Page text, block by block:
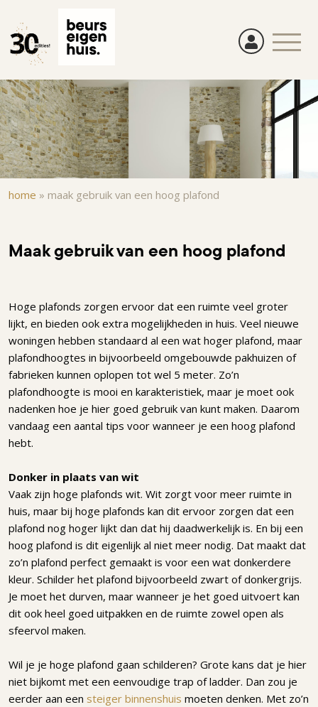
naar
de
gaan
Kruimelpad
home » maak gebruik van een hoog plafond
Maak gebruik van een hoog plafond
Hoge plafonds zorgen ervoor dat een ruimte veel groter
lijkt, en bieden ook extra mogelijkheden in huis. Veel nieuwe
woningen hebben standaard al een wat hoger plafond, maar
plafondhoogtes in bijvoorbeeld omgebouwde pakhuizen of
fabrieken kunnen oplopen tot wel 5 meter. Zo’n
plafondhoogte is mooi en karakteristiek, maar je moet ook
nadenken hoe je hier goed gebruik van kunt maken. Daarom
vandaag een aantal tips voor wanneer je een hoog plafond
hebt.
Donker in plaats van wit
Vaak zijn hoge plafonds wit. Wit zorgt voor meer ruimte in
huis, maar bij hoge plafonds kan dit ervoor zorgen dat een
plafond nog hoger lijkt dan dat hij daadwerkelijk is. En bij een
hoog plafond is dit eigenlijk al niet meer nodig. Dat maakt dat
zo’n plafond perfect gemaakt is voor een wat donkerdere
kleur. Schilder het plafond bijvoorbeeld zwart of donkergrijs.
Je moet het durven, maar wanneer je het goed uitvoert kan
dit ook heel goed uitpakken en de ruimte zowel open als
sfeervol maken.
Wil je je hoge plafond gaan schilderen? Grote kans dat je hier
niet bijkomt met een eenvoudige trap of ladder. Dan zou je
eerder aan een steiger binnenshuis moeten denken. Met zo’n